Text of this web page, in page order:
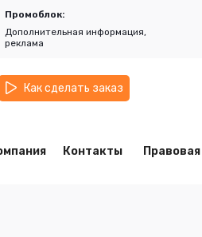
Промоблок:
Дополнительная информация,
реклама
Как сделать заказ
Контакты